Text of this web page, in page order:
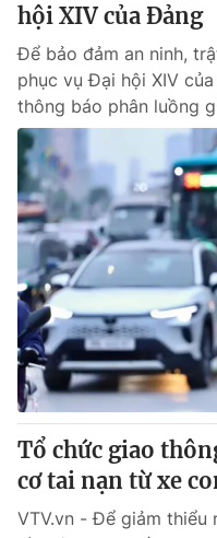
THỜI BÁO VTV
Theo dõi báo trên
Cơ quan chủ quản:Đài
Cơ quan báo chí:Thời báo
Giấy phép hoạt động báo
cấp ngày 29/12/2023
Tổng Biên tập:
Vũ Thanh
Phó Tổng Biên tập:
Nguyễn Trọng Ninh
Tổng đài VTV:024.38 355
Ðiện thoại Thời báo VTV:
Email:toasoan@vtv.vn
Liên hệ quảng cáo:024-
hội XIV của Đảng
Để bảo đảm an ninh,
phục vụ Đại hội XIV
thông báo phân luồng
Tổ chức giao
cơ tai nạn từ xe
VTV.vn - Để giảm thiểu